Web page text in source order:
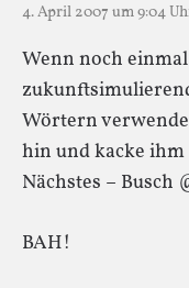
4. April 2007 um 9:04
Wenn noch
Wörtern
hin und kacke ihm
Nächstes – Busch
BAH!